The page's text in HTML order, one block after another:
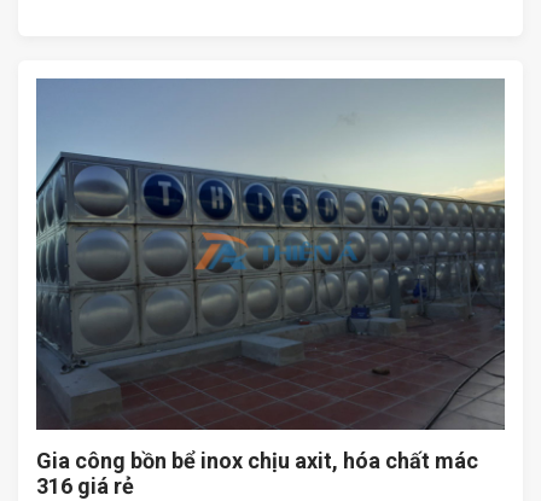
Gia công bồn bể inox chịu axit, hóa chất mác
316 giá rẻ